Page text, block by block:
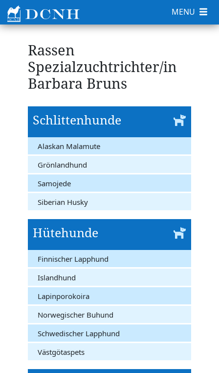
Rassen
Spezialzuchtrichter/in
Barbara Bruns
Schlittenhunde
Alaskan Malamute
Grönlandhund
Samojede
Siberian Husky
Hütehunde
Finnischer Lapphund
Islandhund
Lapinporokoira
Norwegischer Buhund
Schwedischer Lapphund
Västgötaspets
MENU